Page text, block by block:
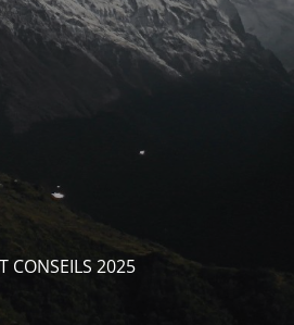
CONSEILS 2025